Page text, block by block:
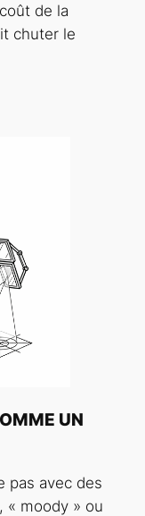
de la
chuter le
UN
pas avec des
« moody » ou